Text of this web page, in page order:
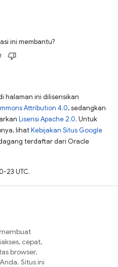
ini membantu?
halaman ini dilisensikan
Attribution 4.0, sedangkan
Lisensi Apache 2.0. Untuk
lihatKebijakan Situs Google
terdaftar dari Oracle
23 UTC.
cepat,
browser,
Situs ini